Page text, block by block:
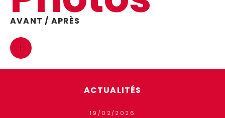
AVANT / APRÈS
ACTUALITÉS
19/02/2026